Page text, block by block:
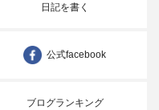
日記を書く
公式facebook
ブログランキング